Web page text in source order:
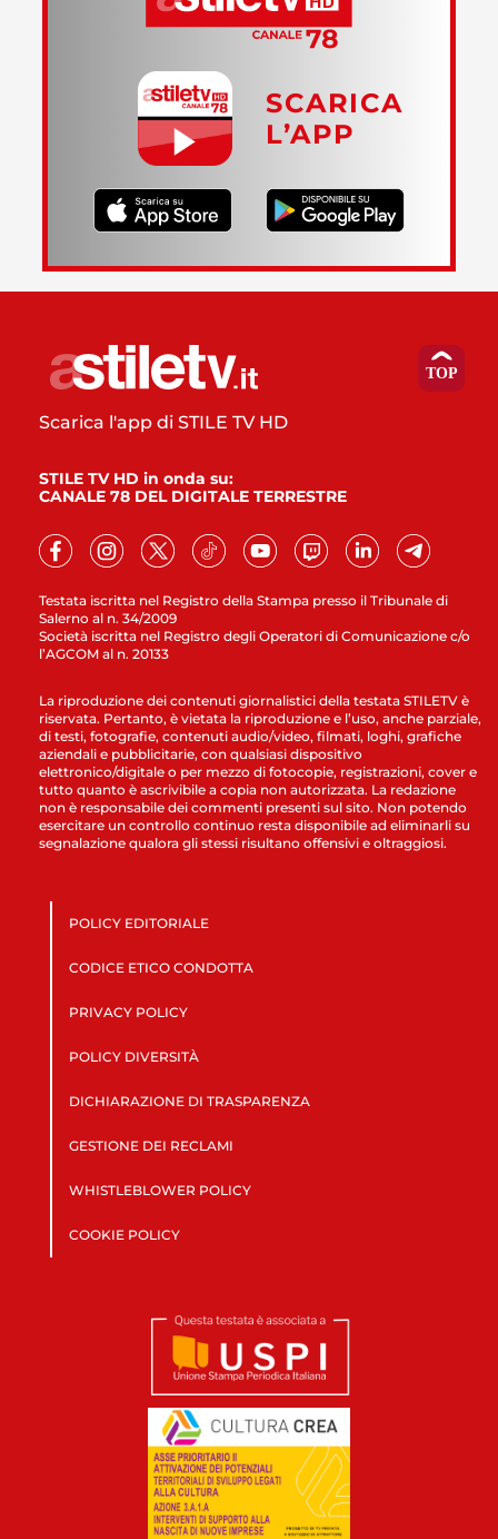
SCARICA
L’APP
Testata iscritta nel Registro della Stampa presso il Tribunale di
Salerno al n. 34/2009
Società iscritta nel Registro degli Operatori di Comunicazione c/o
l’AGCOM al n. 20133
Scarica l'app di STILE TV HD
STILE TV HD in onda su:
CANALE 78 DEL DIGITALE TERRESTRE
La riproduzione dei contenuti giornalistici della testata STILETV è
riservata. Pertanto, è vietata la riproduzione e l’uso, anche parziale,
di testi, fotografie, contenuti audio/video, filmati, loghi, grafiche
aziendali e pubblicitarie, con qualsiasi dispositivo
elettronico/digitale o per mezzo di fotocopie, registrazioni, cover e
tutto quanto è ascrivibile a copia non autorizzata. La redazione
non è responsabile dei commenti presenti sul sito. Non potendo
esercitare un controllo continuo resta disponibile ad eliminarli su
segnalazione qualora gli stessi risultano offensivi e oltraggiosi.
POLICY EDITORIALE
CODICE ETICO CONDOTTA
PRIVACY POLICY
POLICY DIVERSITÀ
DICHIARAZIONE DI TRASPARENZA
GESTIONE DEI RECLAMI
WHISTLEBLOWER POLICY
COOKIE POLICY